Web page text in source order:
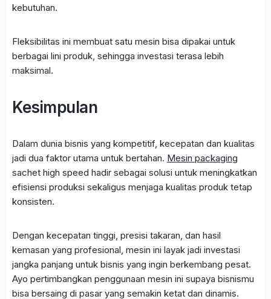
kebutuhan.
Fleksibilitas ini membuat satu mesin bisa dipakai untuk
berbagai lini produk, sehingga investasi terasa lebih
maksimal.
Kesimpulan
Dalam dunia bisnis yang kompetitif, kecepatan dan kualitas
jadi dua faktor utama untuk bertahan. Mesin packaging
sachet high speed hadir sebagai solusi untuk meningkatkan
efisiensi produksi sekaligus menjaga kualitas produk tetap
konsisten.
Dengan kecepatan tinggi, presisi takaran, dan hasil
kemasan yang profesional, mesin ini layak jadi investasi
jangka panjang untuk bisnis yang ingin berkembang pesat.
Ayo pertimbangkan penggunaan mesin ini supaya bisnismu
bisa bersaing di pasar yang semakin ketat dan dinamis.